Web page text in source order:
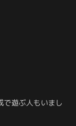
で遊ぶ人もいまし